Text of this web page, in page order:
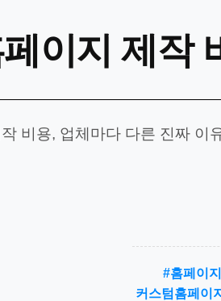
이지 제작
비용, 업체마다 다른 진짜 이
#홈페이
커스텀홈페이